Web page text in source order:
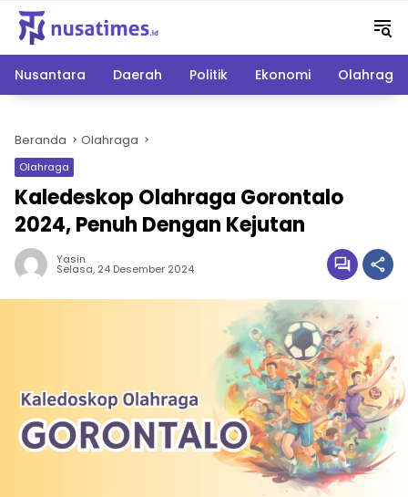
Nusantara Daerah Politik Ekonomi Olahraga
Beranda Olahraga
Olahraga
Kaledeskop Olahraga Gorontalo
2024, Penuh Dengan Kejutan
Yasin
Selasa, 24 Desember 2024